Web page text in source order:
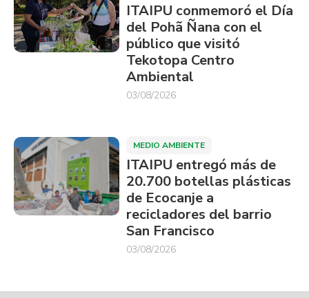
ITAIPU conmemoró el Día
del Pohã Ñana con el
público que visitó
Tekotopa Centro
Ambiental
03/08/2026
MEDIO AMBIENTE
ITAIPU entregó más de
20.700 botellas plásticas
de Ecocanje a
recicladores del barrio
San Francisco
03/08/2026